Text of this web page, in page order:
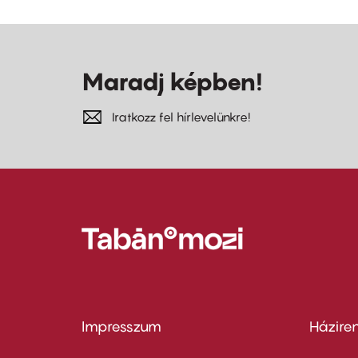
Maradj képben!
Iratkozz fel hírlevelünkre!
Footer
Impresszum